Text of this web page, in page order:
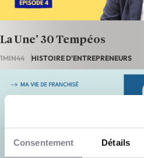
Consentement Détails
La Une’ 30 Tempéos
1MIN44 HISTOIRE D'ENTREPRENEURS